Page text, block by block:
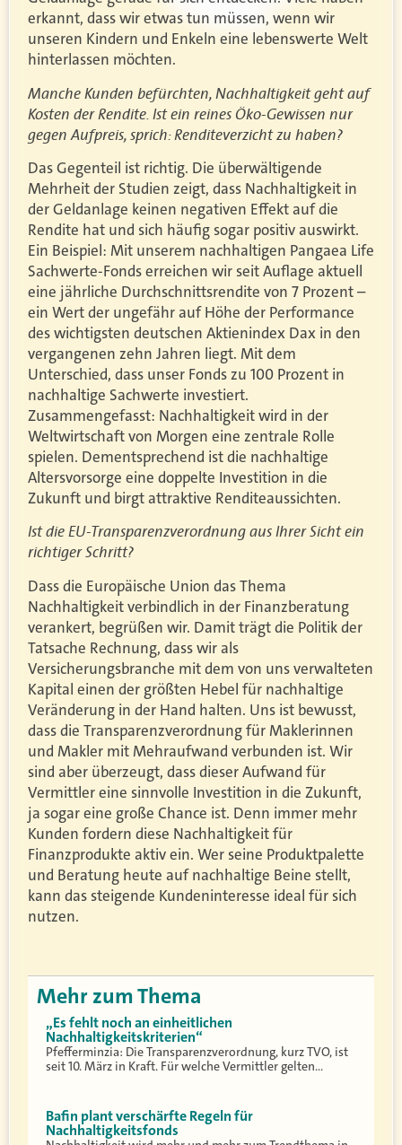
erkannt, dass wir etwas tun müssen, wenn wir
unseren Kindern und Enkeln eine lebenswerte Welt
hinterlassen möchten.
Manche Kunden befürchten, Nachhaltigkeit geht auf
Kosten der Rendite. Ist ein reines Öko-Gewissen nur
gegen Aufpreis, sprich: Renditeverzicht zu haben?
Das Gegenteil ist richtig. Die überwältigende
Mehrheit der Studien zeigt, dass Nachhaltigkeit in
der Geldanlage keinen negativen Effekt auf die
Rendite hat und sich häufig sogar positiv auswirkt.
Ein Beispiel: Mit unserem nachhaltigen Pangaea Life
Sachwerte-Fonds erreichen wir seit Auflage aktuell
eine jährliche Durchschnittsrendite von 7 Prozent –
ein Wert der ungefähr auf Höhe der Performance
des wichtigsten deutschen Aktienindex Dax in den
vergangenen zehn Jahren liegt. Mit dem
Unterschied, dass unser Fonds zu 100 Prozent in
nachhaltige Sachwerte investiert.
Zusammengefasst: Nachhaltigkeit wird in der
Weltwirtschaft von Morgen eine zentrale Rolle
spielen. Dementsprechend ist die nachhaltige
Altersvorsorge eine doppelte Investition in die
Zukunft und birgt attraktive Renditeaussichten.
Ist die EU-Transparenzverordnung aus Ihrer Sicht ein
richtiger Schritt?
Dass die Europäische Union das Thema
Nachhaltigkeit verbindlich in der Finanzberatung
verankert, begrüßen wir. Damit trägt die Politik der
Tatsache Rechnung, dass wir als
Versicherungsbranche mit dem von uns verwalteten
Kapital einen der größten Hebel für nachhaltige
Veränderung in der Hand halten. Uns ist bewusst,
dass die Transparenzverordnung für Maklerinnen
und Makler mit Mehraufwand verbunden ist. Wir
sind aber überzeugt, dass dieser Aufwand für
Vermittler eine sinnvolle Investition in die Zukunft,
ja sogar eine große Chance ist. Denn immer mehr
Kunden fordern diese Nachhaltigkeit für
Finanzprodukte aktiv ein. Wer seine Produktpalette
und Beratung heute auf nachhaltige Beine stellt,
kann das steigende Kundeninteresse ideal für sich
nutzen.
Mehr zum Thema
„Es fehlt noch an einheitlichen
Nachhaltigkeitskriterien“
Pfefferminzia: Die Transparenzverordnung, kurz TVO, ist
seit 10. März in Kraft. Für welche Vermittler gelten…
Bafin plant verschärfte Regeln für
Nachhaltigkeitsfonds